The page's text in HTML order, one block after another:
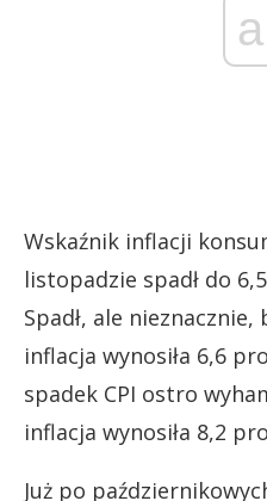
Wskaźnik inflacji
listopadzie spadł do
Spadł, ale
inflacja wynosiła 6,6
spadek CPI ostro
inflacja wynosiła 8,2
Już po